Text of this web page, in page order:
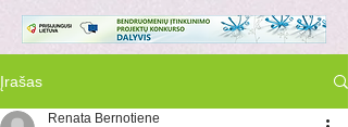
Įrašas
Renata Bernotiene